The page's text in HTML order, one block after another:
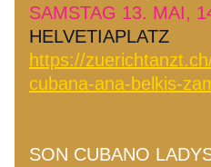
SAMSTAG 13. MAI,
HELVETIAPLATZ
https://
cubana-ana-belkis-
​SON CUBANO